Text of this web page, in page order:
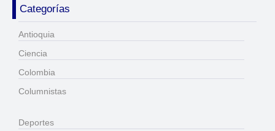
Categorías
Antioquia
Ciencia
Colombia
Columnistas
Deportes